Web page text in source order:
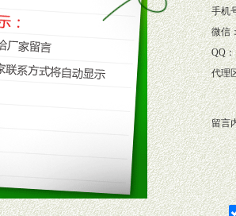
利销售。
场情况公司给予
货制度
期市场操作一定
手机
微信
QQ：
代理
留言